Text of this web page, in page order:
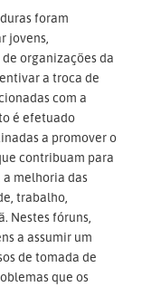
foram
jovens,
organizações da
a troca de
com a
é efetuado
a promover o
contribuam para
melhoria das
trabalho,
Nestes fóruns,
a assumir um
de tomada de
que os